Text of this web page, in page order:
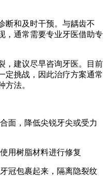
和及时干预。与龋齿不
，通常需要专业牙医借助专
建议尽早咨询牙医。目前
定挑战，因此治疗方案通常
方法。
，降低尖锐牙尖或受力
用树脂材料进行修复
冠包裹起来，隔离隐裂纹